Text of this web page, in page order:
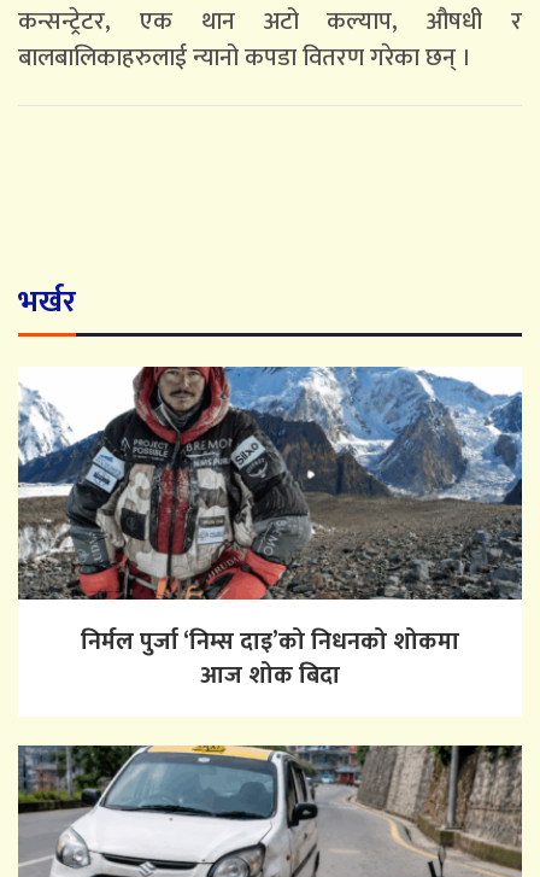
कन्सन्ट्रेटर, एक थान अटो कल्याप, औषधी र
बालबालिकाहरुलाई न्यानो कपडा वितरण गरेका छन् ।
भर्खर
निर्मल पुर्जा ‘निम्स दाइ’को निधनको शोकमा
आज शोक बिदा